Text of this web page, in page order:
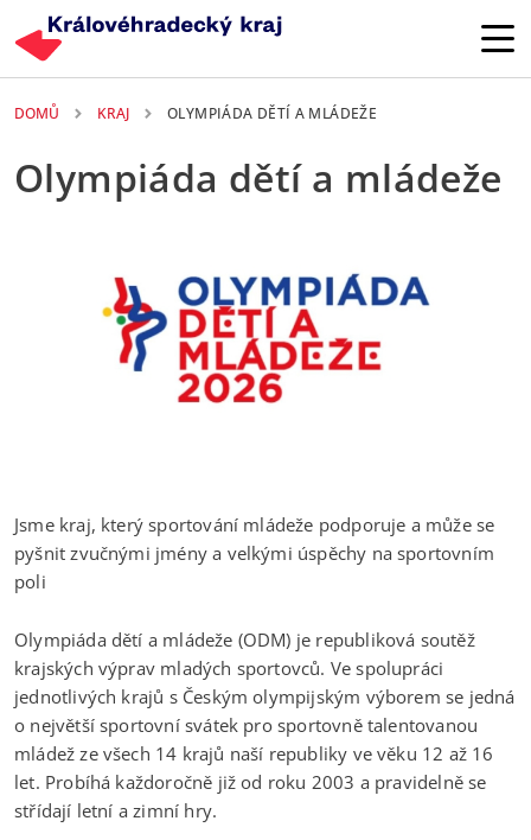
DOMŮ KRAJ OLYMPIÁDA DĚTÍ A MLÁDEŽE
Olympiáda dětí a mládeže
Jsme kraj, který sportování mládeže podporuje a může se
pyšnit zvučnými jmény a velkými úspěchy na sportovním
poli
Olympiáda dětí a mládeže (ODM) je republiková soutěž
krajských výprav mladých sportovců. Ve spolupráci
jednotlivých krajů s Českým olympijským výborem se jedná
o největší sportovní svátek pro sportovně talentovanou
mládež ze všech 14 krajů naší republiky ve věku 12 až 16
let. Probíhá každoročně již od roku 2003 a pravidelně se
střídají letní a zimní hry.